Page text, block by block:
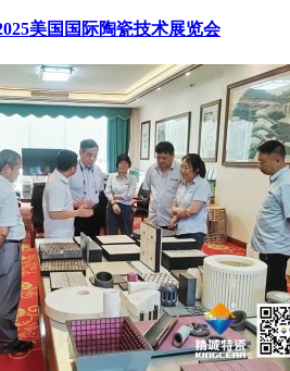
美国国际陶瓷技术展览会